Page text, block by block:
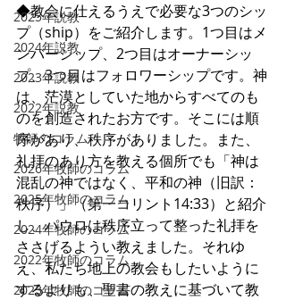
2025年説教
2024年説教
2023年説教
2022年説教
牧師のコラム
2026年牧師のコラム
2025年牧師のコラム
2024年牧師のコラム
2022年牧師のコラム
2023年牧師のコラム
◆教会に仕えるうえで必要な3つのシッ
プ（ship）をご紹介します。1つ目はメ
ンバーシップ、2つ目はオーナーシッ
プ、3つ目はフォロワーシップです。神
は、茫漠としていた地からすべてのも
のを創造されたお方です。そこには順
序があり、秩序がありました。また、
礼拝のあり方を教える個所でも「神は
混乱の神ではなく、平和の神（旧訳：
秩序）」（第一コリント14:33）と紹介
し、パウロは秩序立って整った礼拝を
ささげるようい教えました。それゆ
え、私たち地上の教会もしたいように
するよりも、聖書の教えに基づいて教